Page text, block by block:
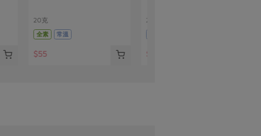
30公克
五辛素